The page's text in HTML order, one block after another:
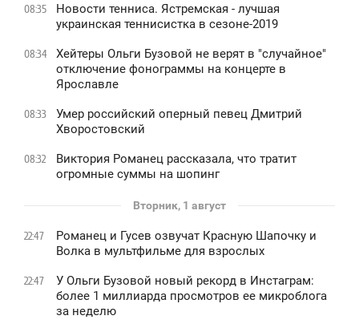
08:35
Новости тенниса. Ястремская - лучшая
украинская теннисистка в сезоне-2019
08:34
Хейтеры Ольги Бузовой не верят в "случайное"
отключение фонограммы на концерте в
Ярославле
08:33
Умер российский оперный певец Дмитрий
Хворостовский
08:32
Виктория Романец рассказала, что тратит
огромные суммы на шопинг
Вторник, 1 август
22:47
Романец и Гусев озвучат Красную Шапочку и
Волка в мультфильме для взрослых
22:47
У Ольги Бузовой новый рекорд в Инстаграм:
более 1 миллиарда просмотров ее микроблога
за неделю